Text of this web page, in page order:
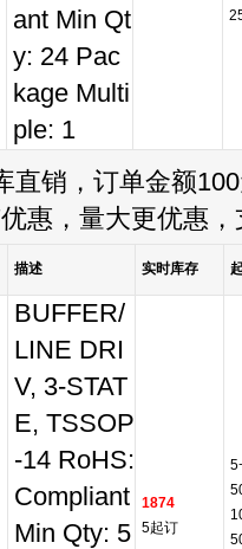
ant Min Qt
y: 24 Pac
kage Multi
ple: 1
销，订单金额
惠，量大更优惠
描述 实时库存
BUFFER/
LINE DRI
V, 3-STAT
E, TSSOP
-14 RoHS:
Compliant
Min Qty: 5
1874
5起订